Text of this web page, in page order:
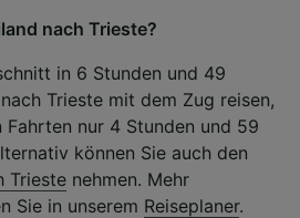
nach Trieste?
in 6 Stunden und 49
Trieste mit dem Zug reisen,
nur 4 Stunden und 59
können Sie auch den
Trieste nehmen. Mehr
Sie in unserem Reiseplaner.